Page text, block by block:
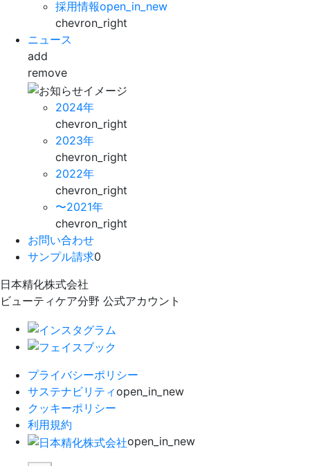
採用情報open_in_new
chevron_right
ニュース
add
remove
2024年
chevron_right
2023年
chevron_right
2022年
chevron_right
〜2021年
chevron_right
お問い合わせ
サンプル請求0
日本精化株式会社
ビューティケア分野 公式アカウント
プライバシーポリシー
サステナビリティopen_in_new
クッキーポリシー
利用規約
open_in_new